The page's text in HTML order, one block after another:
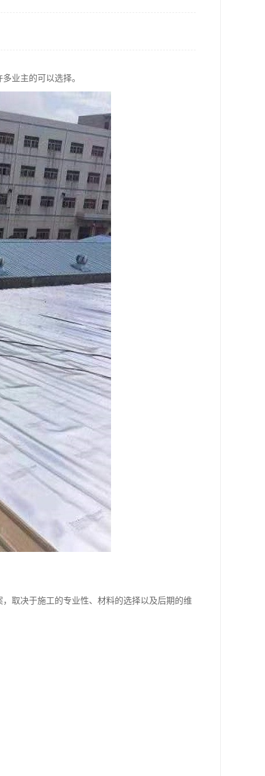
业主的可以选择。
取决于施工的专业性、材料的选择以及后期的维